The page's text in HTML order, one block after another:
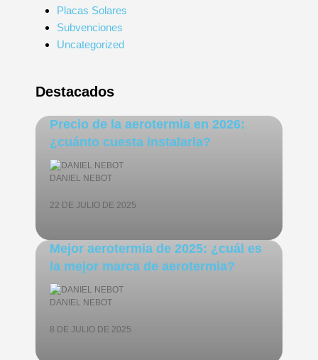
Placas Solares
Subvenciones
Uncategorized
Destacados
Precio de la aerotermia en 2026:
¿cuánto cuesta instalarla?
DANIEL NEBOT
22 DE JULIO DE 2025
Mejor aerotermia de 2025: ¿cuál es
la mejor marca de aerotermia?
DANIEL NEBOT
8 DE JULIO DE 2025